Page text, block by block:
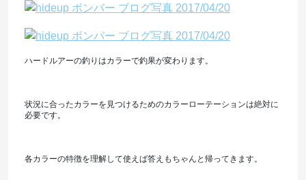
ハードルアーの釣りはカラーで釣果が変わります。
状況に合ったカラーを見つけるためのカラーローテーションは絶対に
必要です。
各カラーの特徴を理解して使えば答えもちゃんと帰ってきます。